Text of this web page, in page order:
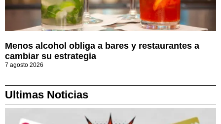
Menos alcohol obliga a bares y restaurantes a
cambiar su estrategia
7 agosto 2026
Ultimas Noticias